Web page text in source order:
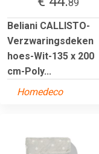
89
Beliani CALLISTO-
Verzwaringsdeken
hoes-Wit-135 x 200
cm-Poly...
Homedeco